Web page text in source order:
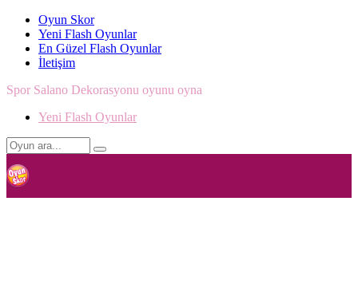
Oyun Skor
Yeni Flash Oyunlar
En Güzel Flash Oyunlar
İletişim
Spor Salano Dekorasyonu oyunu oyna
Yeni Flash Oyunlar